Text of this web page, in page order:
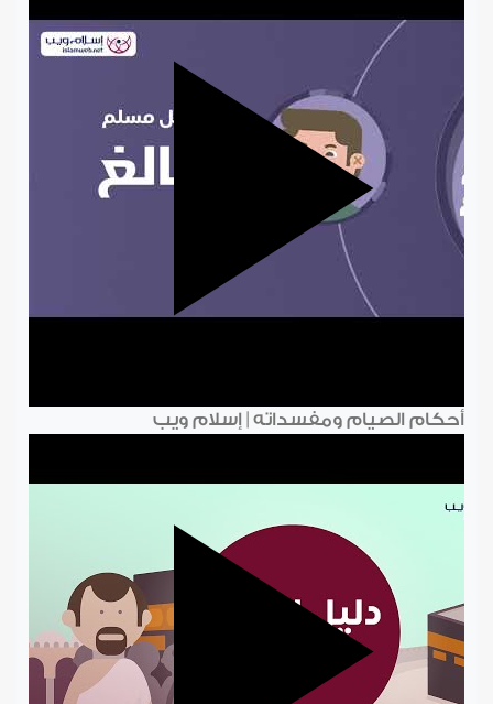
أحكام الصيام ومفسداته | إسلام ويب